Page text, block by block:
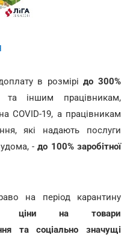
в розмірідо 300%
та іншим працівникам,
COVID-19, а працівникам
які надають послуги
удома, -до 100% заробітної
на період карантину
ціни на товари
та соціально значущі